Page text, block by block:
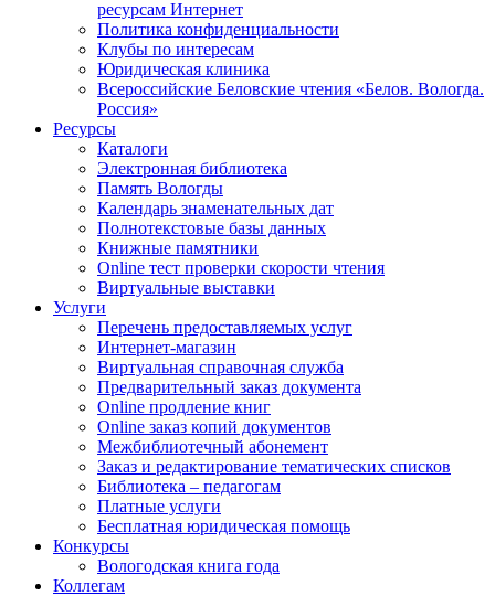
ресурсам Интернет
Политика конфиденциальности
Клубы по интересам
Юридическая клиника
Всероссийские Беловские чтения «Белов. Вологда.
Россия»
Ресурсы
Каталоги
Электронная библиотека
Память Вологды
Календарь знаменательных дат
Полнотекстовые базы данных
Книжные памятники
Online тест проверки скорости чтения
Виртуальные выставки
Услуги
Перечень предоставляемых услуг
Интернет-магазин
Виртуальная справочная служба
Предварительный заказ документа
Online продление книг
Online заказ копий документов
Межбиблиотечный абонемент
Заказ и редактирование тематических списков
Библиотека – педагогам
Платные услуги
Бесплатная юридическая помощь
Конкурсы
Вологодская книга года
Коллегам